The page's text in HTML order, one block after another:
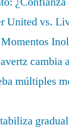
United vs.
cambia
múltiples